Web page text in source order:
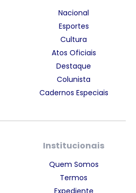
Nacional
Esportes
Cultura
Atos Oficiais
Destaque
Colunista
Cadernos Especiais
Institucionais
Quem Somos
Termos
Expediente